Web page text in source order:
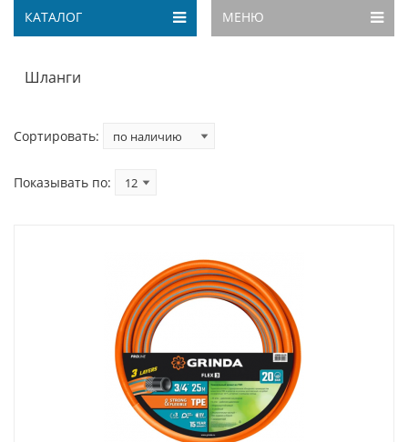
КАТАЛОГ МЕНЮ
Шланги
Сортировать:
Показывать по: